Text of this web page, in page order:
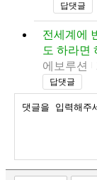
답댓글
전세계에
도 하라면
에보루션
답댓글